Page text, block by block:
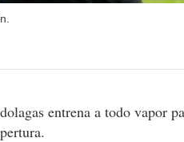
entrena a todo vapor